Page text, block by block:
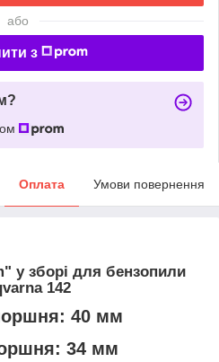
або
з
Оплата Умови повернення
у зборі для бензопили
142
40 мм
34 мм